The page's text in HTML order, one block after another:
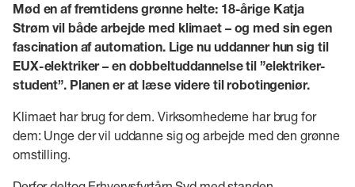
Mød en af fremtidens grønne helte: 18-årige Katja
Strøm vil både arbejde med klimaet – og med sin egen
fascination af automation. Lige nu uddanner hun sig til
EUX-elektriker – en dobbeltuddannelse til ”elektriker-
student”. Planen er at læse videre til robotingeniør.
Klimaet har brug for dem. Virksomhederne har brug for
dem: Unge der vil uddanne sig og arbejde med den grønne
omstilling.